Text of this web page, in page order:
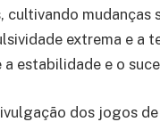
mudanças
extrema e a
estabilidade e o
dos jogos